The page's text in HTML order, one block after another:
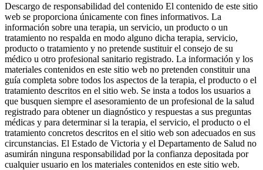
Descargo de responsabilidad del contenido El contenido de este sitio
web se proporciona únicamente con fines informativos. La
información sobre una terapia, un servicio, un producto o un
tratamiento no respalda en modo alguno dicha terapia, servicio,
producto o tratamiento y no pretende sustituir el consejo de su
médico u otro profesional sanitario registrado. La información y los
materiales contenidos en este sitio web no pretenden constituir una
guía completa sobre todos los aspectos de la terapia, el producto o el
tratamiento descritos en el sitio web. Se insta a todos los usuarios a
que busquen siempre el asesoramiento de un profesional de la salud
registrado para obtener un diagnóstico y respuestas a sus preguntas
médicas y para determinar si la terapia, el servicio, el producto o el
tratamiento concretos descritos en el sitio web son adecuados en sus
circunstancias. El Estado de Victoria y el Departamento de Salud no
asumirán ninguna responsabilidad por la confianza depositada por
cualquier usuario en los materiales contenidos en este sitio web.